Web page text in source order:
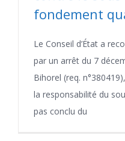
fondement
Le Conseil d’État a
par un arrêt du 7
Bihorel (req.
la responsabilité du
pas conclu du